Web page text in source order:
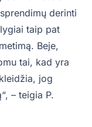
derinti
taip pat
Beje,
tai, kad yra
jog
– teigia P.